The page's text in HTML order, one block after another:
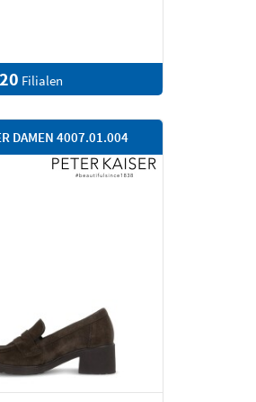
20 Filialen
DAMEN 4007.01.004